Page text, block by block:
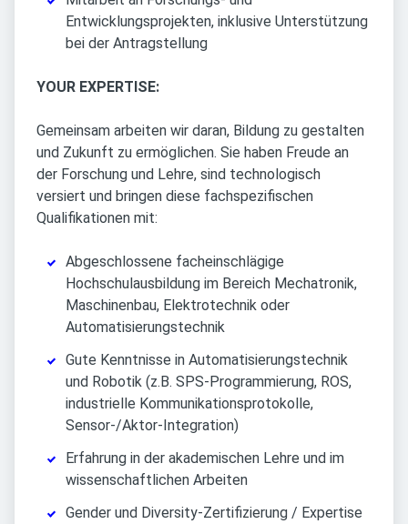
Entwicklungsprojekten, inklusive Unterstützung
bei der Antragstellung
YOUR EXPERTISE:
Gemeinsam arbeiten wir daran, Bildung zu gestalten
und Zukunft zu ermöglichen. Sie haben Freude an
der Forschung und Lehre, sind technologisch
versiert und bringen diese fachspezifischen
Qualifikationen mit:
Abgeschlossene facheinschlägige
Hochschulausbildung im Bereich Mechatronik,
Maschinenbau, Elektrotechnik oder
Automatisierungstechnik
Gute Kenntnisse in Automatisierungstechnik
und Robotik (z.B. SPS-Programmierung, ROS,
industrielle Kommunikationsprotokolle,
Sensor-/Aktor-Integration)
Erfahrung in der akademischen Lehre und im
wissenschaftlichen Arbeiten
Gender und Diversity-Zertifizierung / Expertise